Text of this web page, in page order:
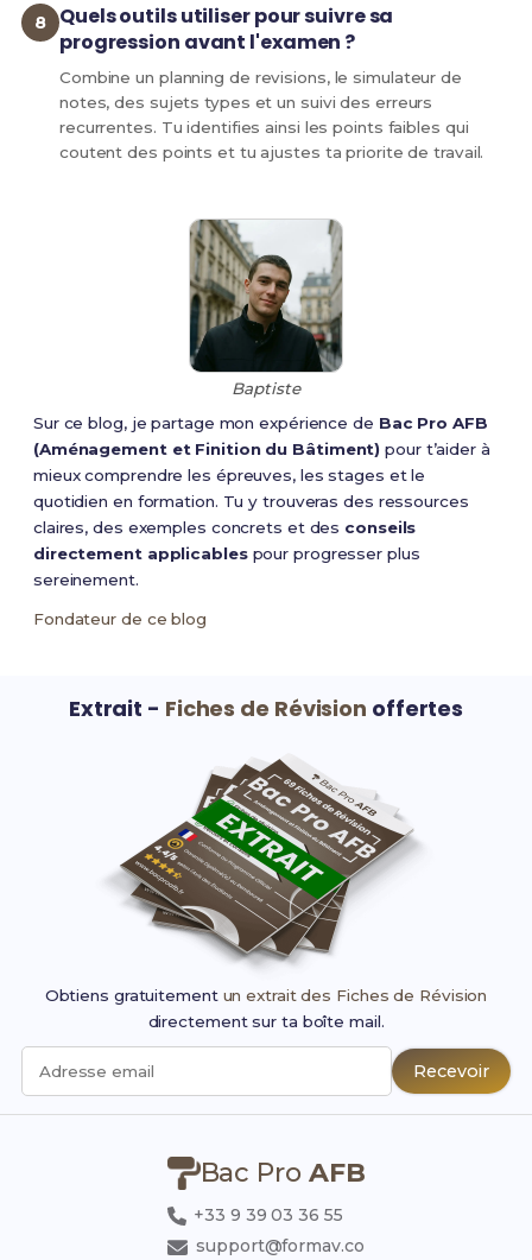
Quels outils utiliser pour suivre sa
progression avant l'examen ?
Combine un planning de revisions, le simulateur de
notes, des sujets types et un suivi des erreurs
recurrentes. Tu identifies ainsi les points faibles qui
coutent des points et tu ajustes ta priorite de travail.
Baptiste
Sur ce blog, je partage mon expérience de Bac Pro AFB
(Aménagement et Finition du Bâtiment) pour t’aider à
mieux comprendre les épreuves, les stages et le
quotidien en formation. Tu y trouveras des ressources
claires, des exemples concrets et des conseils
directement applicablespour progresser plus
sereinement.
Fondateur de ce blog
Extrait - Fiches de Révision offertes
Obtiens gratuitement un extrait des Fiches de Révision
directement sur ta boîte mail.
Adresse email Recevoir
Bac Pro AFB
+33 9 39 03 36 55
support@formav.co